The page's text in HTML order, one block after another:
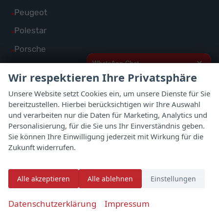
WhatsApp Chat ×
ich interessiere mich für das oben
genannte Fahrzeug und freue mich
über Eure Kontaktaufnahme.
Viele Grüße
anzeigen
Omoda
anzeigen
Fahrzeuge
Opel
anzeigen
Peugeot
Alle
Fahrzeuge
Peugeot
Polestar
Alle
Fahrzeuge
Polestar
Porsche
Alle
Fahrzeuge
von
Porsche
anzeigen
Fahrzeuge
von
Renault
anzeigen
Fahrzeuge
von
SEAT
anzeigen
Skoda
Alle
Fahrzeuge
von
Skoda
Suzuki
Alle
Fahrzeuge
von
anzeigen
Toyota
Alle
von
Toyota
von
Volkswagen
Volvo
Alle
Fahrzeuge
von
Fahrzeuge
Wir respektieren Ihre Privatsphäre
Unsere Website setzt Cookies ein, um unsere Dienste für Sie
bereitzustellen. Hierbei berücksichtigen wir Ihre Auswahl
und verarbeiten nur die Daten für Marketing, Analytics und
Personalisierung, für die Sie uns Ihr Einverständnis geben.
Sie können Ihre Einwilligung jederzeit mit Wirkung für die
Zukunft widerrufen.
Alle akzeptieren Alle ablehnen Einstellungen
Datenschutzerklärung Impressum